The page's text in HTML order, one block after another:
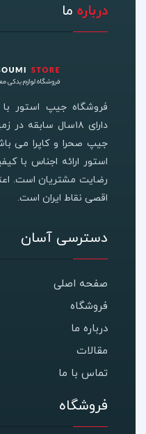
درباره ما
فروشگاه جیپ استور
دارای ۱۸سال سابقه
جیپ صحرا و کاپرا می
استور ارائه اجناس با
رضایت مشتریان است.
اقصی نقاط ایران است.
دسترسی آسان
صفحه اصلی
فروشگاه
درباره ما
مقالات
تماس با ما
فروشگاه